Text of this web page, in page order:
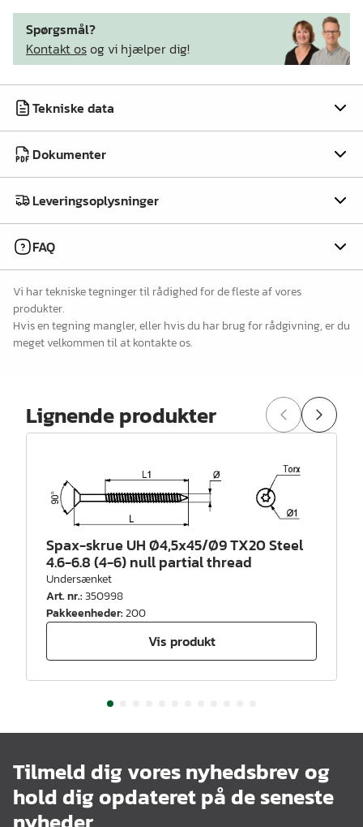
Spørgsmål?
Kontakt osog vi hjælper dig!
Tekniske data
Dokumenter
Leveringsoplysninger
FAQ
Vi har tekniske tegninger til rådighed for de fleste af vores
produkter.
Hvis en tegning mangler, eller hvis du har brug for rådgivning, er du
meget velkommen til at kontakte os.
Lignende produkter
Spax-skrue UH Ø4,5x45/Ø9 TX20 Steel
4.6-6.8 (4-6) null partial thread
Undersænket
Art. nr.:350998
Pakkeenheder:200
Vis produkt
Tilmeld dig vores nyhedsbrev og
hold dig opdateret på de seneste